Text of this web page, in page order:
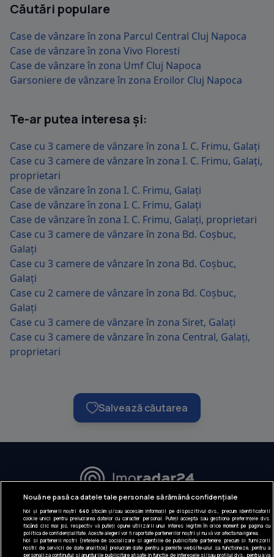
Căutări populare
Case de vânzare în zona Parcul Central Cluj Napoca
Case de vânzare în zona Vivo Floresti
Case de vânzare în zona Umf Cluj Napoca
Garsoniere de vânzare în zona Eroilor Cluj Napoca
Te-ar putea interesa și:
Case cu 3 camere de vânzare în zona I. C. Frimu, Galați
Case cu 3 camere de vânzare în zona I. C. Frimu, Galați,
proprietari
Case de vânzare în zona I. C. Frimu, Galați
Case de vânzare în zona I. C. Frimu, Galați
Case de vânzare în zona I. C. Frimu, Galați, proprietari
Case cu 3 camere de vânzare în zona Bd. Coșbuc,
Galați
Case cu 3 camere de vânzare în zona Bd. Coșbuc,
Galați
Case cu 2 camere de vânzare în zona Bd. Coșbuc,
Galați
Case cu 3 camere de vânzare în zona Siret, Galați
Case cu 3 camere de vânzare în zona Central, Galați,
proprietari
Salvează căutarea
URMĂREȘTE-NE:
INFORMAȚII COMPANIE
Despre noi
Nouă ne pasă ca datele tale personale să rămână confidențiale
Noi și partenerii noștri 640stocăm și/sau accesăm informații pe dispozitivul dvs., precum identificatorii
cookie unici pentru prelucrarea datelor cu caracter personal. Puteți accepta sau gestiona preferințele dvs.
făcând clic mai jos, respectiv vă puteți opune utilizării unui interes legitim în orice moment pe pagina cu
politica de confidențialitate. Aceste alegeri vor fi raportate partenerilor noștri și nu vă vor afecta navigarea.
Noi si partenerii nostri (retelele de socializare si agentiile de publicitate partenere, precum si furnizorii
nostri de servicii de date analitice) prelucram date pentru a permite website-ului sa functioneze, pentru a
personaliza continutul si anunturile publicitare afisate in functie de interesele si/sau profilul dvs., pentru a va